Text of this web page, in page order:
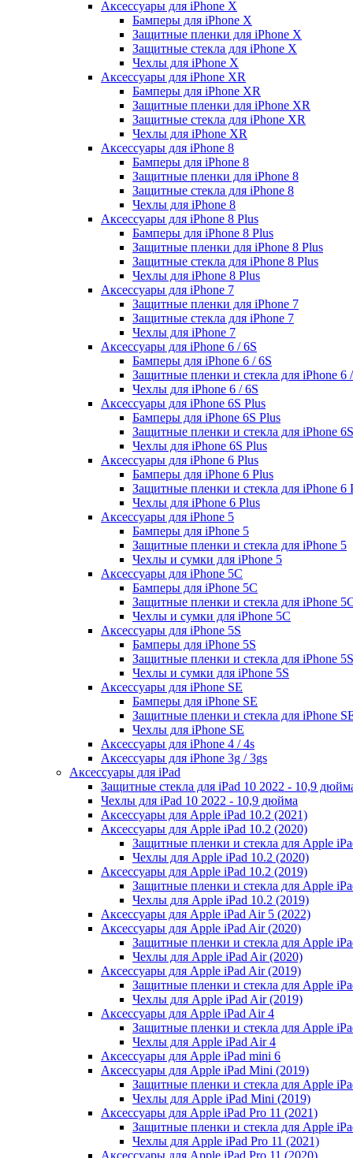
Аксессуары для iPhone X
Бамперы для iPhone X
Защитные пленки для iPhone X
Защитные стекла для iPhone X
Чехлы для iPhone X
Аксессуары для iPhone XR
Бамперы для iPhone XR
Защитные пленки для iPhone XR
Защитные стекла для iPhone XR
Чехлы для iPhone XR
Аксессуары для iPhone 8
Бамперы для iPhone 8
Защитные пленки для iPhone 8
Защитные стекла для iPhone 8
Чехлы для iPhone 8
Аксессуары для iPhone 8 Plus
Бамперы для iPhone 8 Plus
Защитные пленки для iPhone 8 Plus
Защитные стекла для iPhone 8 Plus
Чехлы для iPhone 8 Plus
Аксессуары для iPhone 7
Защитные пленки для iPhone 7
Защитные стекла для iPhone 7
Чехлы для iPhone 7
Аксессуары для iPhone 6 / 6S
Бамперы для iPhone 6 / 6S
Защитные пленки и стекла для iPhone 6
Чехлы для iPhone 6 / 6S
Аксессуары для iPhone 6S Plus
Бамперы для iPhone 6S Plus
Защитные пленки и стекла для iPhone
Чехлы для iPhone 6S Plus
Аксессуары для iPhone 6 Plus
Бамперы для iPhone 6 Plus
Защитные пленки и стекла для iPhone 6
Чехлы для iPhone 6 Plus
Аксессуары для iPhone 5
Бамперы для iPhone 5
Защитные пленки и стекла для iPhone 5
Чехлы и сумки для iPhone 5
Аксессуары для iPhone 5C
Бамперы для iPhone 5C
Защитные пленки и стекла для iPhone
Чехлы и сумки для iPhone 5C
Аксессуары для iPhone 5S
Бамперы для iPhone 5S
Защитные пленки и стекла для iPhone 5S
Чехлы и сумки для iPhone 5S
Аксессуары для iPhone SE
Бамперы для iPhone SE
Защитные пленки и стекла для iPhone
Чехлы для iPhone SE
Аксессуары для iPhone 4 / 4s
Аксессуары для iPhone 3g / 3gs
Аксессуары для iPad
Защитные стекла для iPad 10 2022 - 10,9
Чехлы для iPad 10 2022 - 10,9 дюйма
Аксессуары для Apple iPad 10.2 (2021)
Аксессуары для Apple iPad 10.2 (2020)
Защитные пленки и стекла для Apple
Чехлы для Apple iPad 10.2 (2020)
Аксессуары для Apple iPad 10.2 (2019)
Защитные пленки и стекла для Apple
Чехлы для Apple iPad 10.2 (2019)
Аксессуары для Apple iPad Air 5 (2022)
Аксессуары для Apple iPad Air (2020)
Защитные пленки и стекла для Apple
Чехлы для Apple iPad Air (2020)
Аксессуары для Apple iPad Air (2019)
Защитные пленки и стекла для Apple
Чехлы для Apple iPad Air (2019)
Аксессуары для Apple iPad Air 4
Защитные пленки и стекла для Apple
Чехлы для Apple iPad Air 4
Аксессуары для Apple iPad mini 6
Аксессуары для Apple iPad Mini (2019)
Защитные пленки и стекла для Apple
Чехлы для Apple iPad Mini (2019)
Аксессуары для Apple iPad Pro 11 (2021)
Защитные пленки и стекла для Apple
Чехлы для Apple iPad Pro 11 (2021)
Аксессуары для Apple iPad Pro 11 (2020)